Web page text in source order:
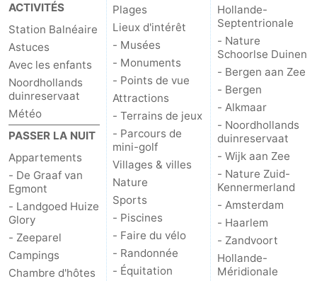
ACTIVITÉS
Station Balnéaire
Astuces
Avec les enfants
Noordhollands
duinreservaat
Météo
PASSER LA NUIT
Appartements
- De Graaf van
Egmont
- Landgoed Huize
Glory
- Zeeparel
Campings
Chambre d'hôtes
Plages
Lieux d'intérêt
- Musées
- Monuments
- Points de vue
Attractions
- Terrains de jeux
- Parcours de
mini-golf
Villages & villes
Nature
Sports
- Piscines
- Faire du vélo
- Randonnée
- Équitation
Hollande-
Septentrionale
- Nature
Schoorlse Duinen
- Bergen aan Zee
- Bergen
- Alkmaar
- Noordhollands
duinreservaat
- Wijk aan Zee
- Nature Zuid-
Kennermerland
- Amsterdam
- Haarlem
- Zandvoort
Hollande-
Méridionale